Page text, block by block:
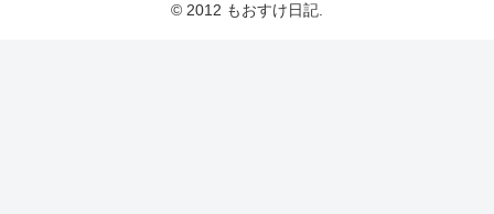
© 2012 もおすけ日記.